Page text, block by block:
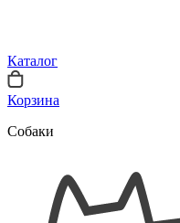
Каталог
Корзина
Собаки